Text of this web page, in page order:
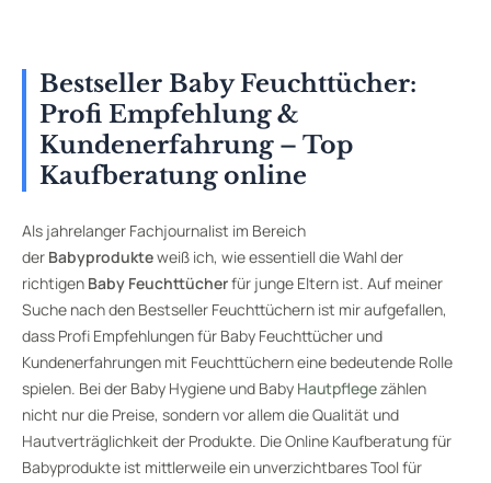
Bestseller Baby Feuchttücher:
Profi Empfehlung &
Kundenerfahrung – Top
Kaufberatung online
Als jahrelanger Fachjournalist im Bereich
der Babyprodukteweiß ich, wie essentiell die Wahl der
richtigen Baby Feuchttücherfür junge Eltern ist. Auf meiner
Suche nach den Bestseller Feuchttüchern ist mir aufgefallen,
dass Profi Empfehlungen für Baby Feuchttücher und
Kundenerfahrungen mit Feuchttüchern eine bedeutende Rolle
spielen. Bei der Baby Hygiene und Baby Hautpflegezählen
nicht nur die Preise, sondern vor allem die Qualität und
Hautverträglichkeit der Produkte. Die Online Kaufberatung für
Babyprodukte ist mittlerweile ein unverzichtbares Tool für